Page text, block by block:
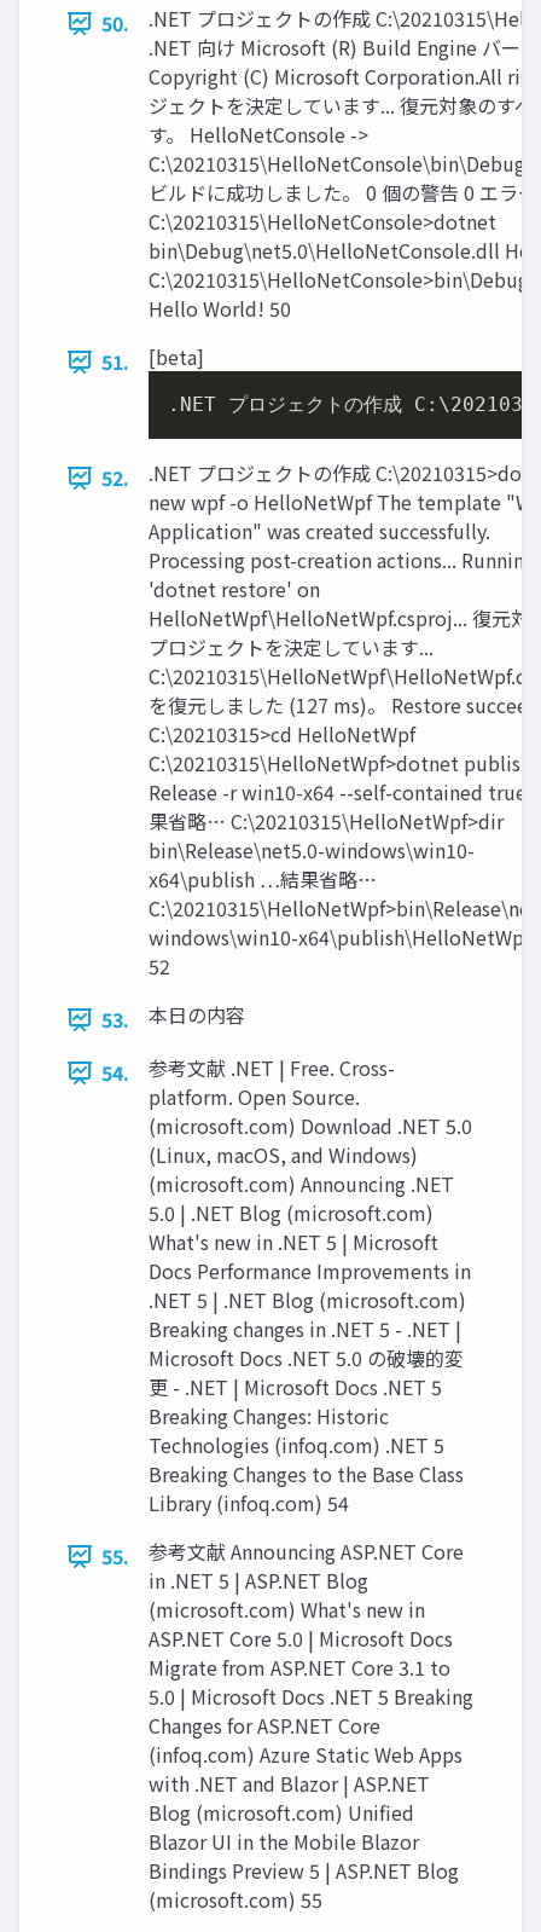
50.
.NET プロジェクトの作成
.NET 向け Microsoft (R) Build Engine バー
Copyright (C) Microsoft Corporation.All
ジェクトを決定しています... 復元対象のす
す。 HelloNetConsole ->
ビルドに成功しました。 0 個の警告 0 エラ
C:\20210315\HelloNetConsole>dotnet
bin\Debug\net5.0\HelloNetConsole.dll
Hello World! 50
51.
[beta]
.NET プロジェクトの作成 C:\
52.
.NET プロジェクトの作成
new wpf -o HelloNetWpf The template
Application" was created successfully.
Processing post-creation actions... Running
'dotnet restore' on
HelloNetWpf\HelloNetWpf.csproj... 復元対
プロジェクトを決定しています...
を復元しました (127 ms)。 Restore
C:\20210315>cd HelloNetWpf
C:\20210315\HelloNetWpf>dotnet publish
Release -r win10-x64 --self-contained true
果省略… C:\20210315\HelloNetWpf>dir
bin\Release\net5.0-windows\win10-
x64\publish …結果省略…
windows\win10-
52
53.
本日の内容
54.
参考文献 .NET | Free. Cross-
platform. Open Source.
(microsoft.com) Download .NET 5.0
(Linux, macOS, and Windows)
(microsoft.com) Announcing .NET
5.0 | .NET Blog (microsoft.com)
What's new in .NET 5 | Microsoft
Docs Performance Improvements in
.NET 5 | .NET Blog (microsoft.com)
Breaking changes in .NET 5 - .NET |
Microsoft Docs .NET 5.0 の破壊的変
更 - .NET | Microsoft Docs .NET 5
Breaking Changes: Historic
Technologies (infoq.com) .NET 5
Breaking Changes to the Base Class
Library (infoq.com) 54
55.
参考文献 Announcing ASP.NET Core
in .NET 5 | ASP.NET Blog
(microsoft.com) What's new in
ASP.NET Core 5.0 | Microsoft Docs
Migrate from ASP.NET Core 3.1 to
5.0 | Microsoft Docs .NET 5 Breaking
Changes for ASP.NET Core
(infoq.com) Azure Static Web Apps
with .NET and Blazor | ASP.NET
Blog (microsoft.com) Unified
Blazor UI in the Mobile Blazor
Bindings Preview 5 | ASP.NET Blog
(microsoft.com) 55